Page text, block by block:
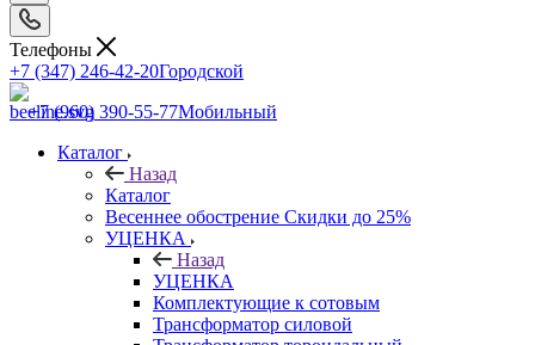
Телефоны
+7 (347) 246-42-20Городской
+7 (960) 390-55-77Мобильный
Каталог
Назад
Каталог
Весеннее обострение Скидки до 25%
УЦЕНКА
Назад
УЦЕНКА
Комплектующие к сотовым
Трансформатор силовой